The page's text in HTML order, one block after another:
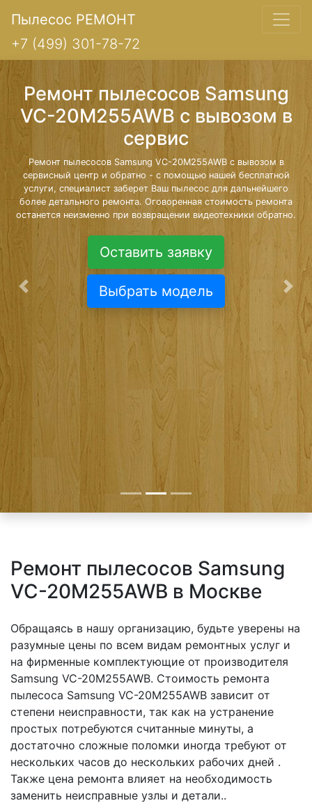
Пылесос РЕМОНТ
+7 (499) 301-78-72
Ремонт пылесосов Samsung
VC-20M255AWB с вывозом в
сервис
Ремонт пылесосов Samsung VC-20M255AWB с вывозом в
сервисный центр и обратно - с помощью нашей бесплатной
услуги, специалист заберет Ваш пылесос для дальнейшего
более детального ремонта. Оговоренная стоимость ремонта
останется неизменно при возвращении видеотехники обратно.
Оставить заявку
Выбрать модель
Предыдущая
Ремонт пылесосов Samsung
VC-20M255AWB в Москве
Обращаясь в нашу организацию, будьте уверены на
разумные цены по всем видам ремонтных услуг и
на фирменные комплектующие от производителя
Samsung VC-20M255AWB. Стоимость ремонта
пылесоса Samsung VC-20M255AWB зависит от
степени неисправности, так как на устранение
простых потребуются считанные минуты, а
достаточно сложные поломки иногда требуют от
нескольких часов до нескольких рабочих дней .
Также цена ремонта влияет на необходимость
заменить неисправные узлы и детали..